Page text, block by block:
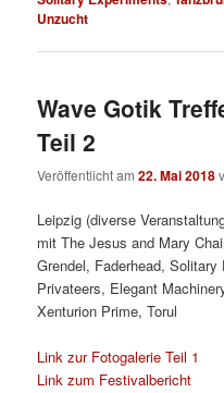
Unzucht
Wave Gotik
Teil 2
Veröffentlicht am22. Mai 2018
Leipzig (diverse
mit The Jesus and Mary
Grendel, Faderhead,
Privateers, Elegant
Xenturion Prime, Torul
Link zur Fotogalerie Teil 1
Link zum Festivalbericht